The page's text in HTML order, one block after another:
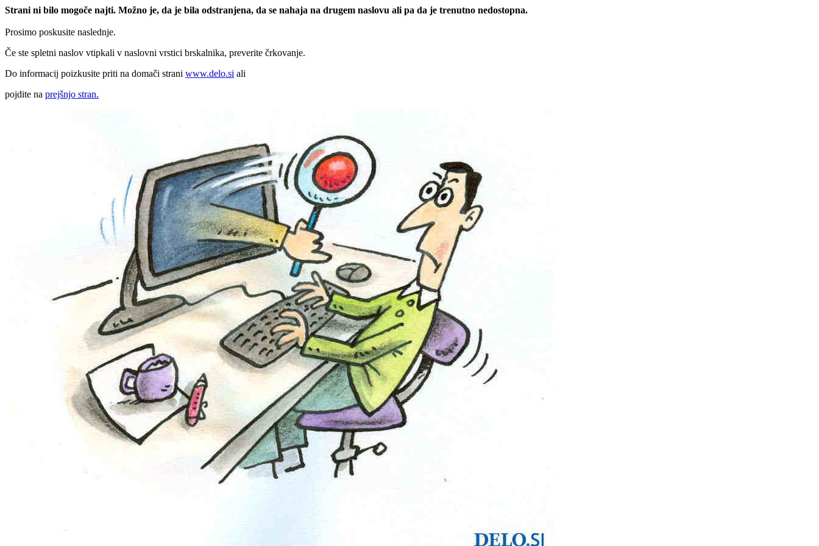
Strani ni bilo mogoče najti. Možno je, da je bila odstranjena, da se nahaja na drugem naslovu ali pa da je trenutno nedostopna.
Prosimo poskusite naslednje.
Če ste spletni naslov vtipkali v naslovni vrstici brskalnika, preverite črkovanje.
Do informacij poizkusite priti na domači strani www.delo.si ali
pojdite na prejšnjo stran.